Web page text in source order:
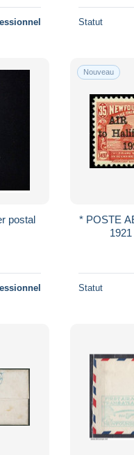
Statut
postal
Nouveau
* POSTE
Statut